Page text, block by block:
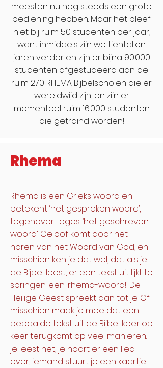
meesten nu nog steeds een grote
bediening hebben. Maar het bleef
niet bij ruim 50 studenten per jaar,
want inmiddels zijn we tientallen
jaren verder en zijn er bijna 90.000
studenten afgestudeerd aan de
ruim 270 RHEMA Bijbelscholen die er
wereldwijd zijn, en zijn er
momenteel ruim 16.000 studenten
die getraind worden!
Rhema
Rhema is een Grieks woord en
betekent ‘het gesproken woord’,
tegenover Logos: ‘het geschreven
woord’. Geloof komt door het
horen van het Woord van God, en
misschien ken je dat wel, dat als je
de Bijbel leest, er een tekst uit lijkt te
springen: een ‘rhema-woord!’ De
Heilige Geest spreekt dan tot je. Of
misschien maak je mee dat een
bepaalde tekst uit de Bijbel keer op
keer terugkomt op veel manieren:
je leest het, je hoort er een lied
over, iemand stuurt je een kaartje